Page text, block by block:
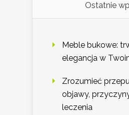
Ostatnie
Meble bukowe:
elegancja w
Zrozumieć
objawy,
leczenia